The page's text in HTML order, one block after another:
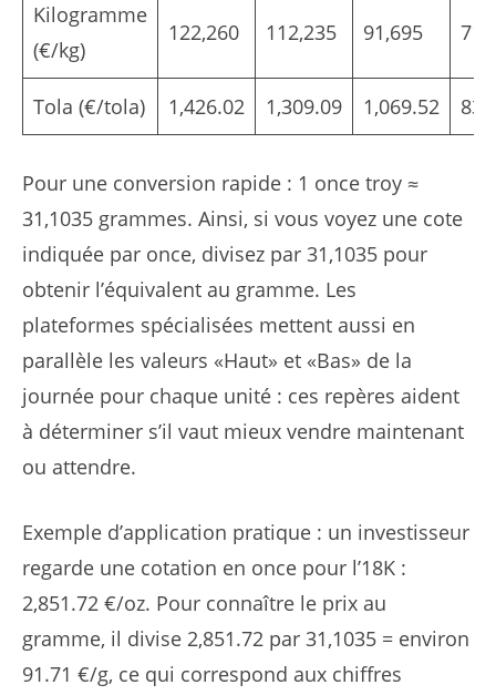
Kilogramme
(€/kg)
122,260 112,235 91,695
Tola (€/tola) 1,426.02 1,309.09 1,069.52
Pour une conversion rapide : 1 once troy ≈
31,1035 grammes. Ainsi, si vous voyez une cote
indiquée par once, divisez par 31,1035 pour
obtenir l’équivalent au gramme. Les
plateformes spécialisées mettent aussi en
parallèle les valeurs «Haut» et «Bas» de la
journée pour chaque unité : ces repères aident
à déterminer s’il vaut mieux vendre maintenant
ou attendre.
Exemple d’application pratique : un investisseur
regarde une cotation en once pour l’18K :
2,851.72 €/oz. Pour connaître le prix au
gramme, il divise 2,851.72 par 31,1035 = environ
91.71 €/g, ce qui correspond aux chiffres